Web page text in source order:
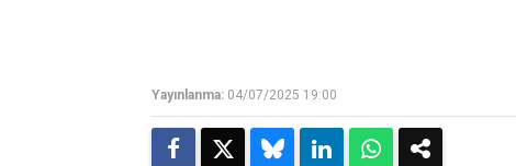
Yayınlanma: 04/07/2025 19:00